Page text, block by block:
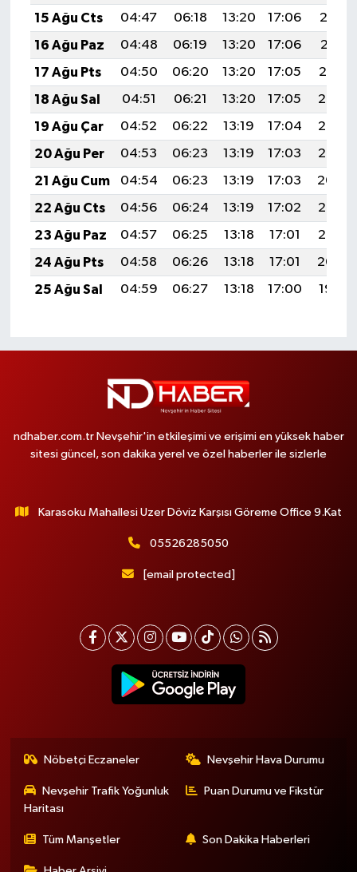
15 Ağu Cts
04:47 06:18 13:20 17:06
20:12
16 Ağu Paz
04:48 06:19 13:20 17:06
20:11
17 Ağu Pts
04:50 06:20 13:20 17:05
20:10
18 Ağu Sal
04:51 06:21 13:20 17:05
20:08
19 Ağu Çar
04:52 06:22 13:19 17:04
20:07
20 Ağu Per
04:53 06:23 13:19 17:03
20:06
21 Ağu Cum
04:54 06:23 13:19 17:03
20:04
22 Ağu Cts
04:56 06:24 13:19 17:02
20:03
23 Ağu Paz
04:57 06:25 13:18 17:01
20:02
24 Ağu Pts
04:58 06:26 13:18 17:01
20:00
25 Ağu Sal
04:59 06:27 13:18 17:00 19:59
ndhaber.com.tr Nevşehir'in etkileşimi ve erişimi en yüksek haber
sitesi güncel, son dakika yerel ve özel haberler ile sizlerle
Karasoku Mahallesi Uzer Döviz Karşısı Göreme Office 9.Kat
05526285050
[email protected]
Nöbetçi Eczaneler Nevşehir Hava Durumu
Nevşehir Trafik Yoğunluk
Haritası
Puan Durumu ve Fikstür
Tüm Manşetler Son Dakika Haberleri